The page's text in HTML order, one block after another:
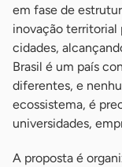
em fase de
inovação territorial
cidades,
Brasil é um país
diferentes, e
ecossistema, é
universidades,
A proposta é